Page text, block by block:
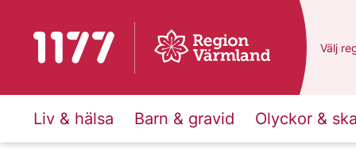
Till startsidan för 1177 Du
Välj
Liv & hälsa Barn & gravid Olyckor &